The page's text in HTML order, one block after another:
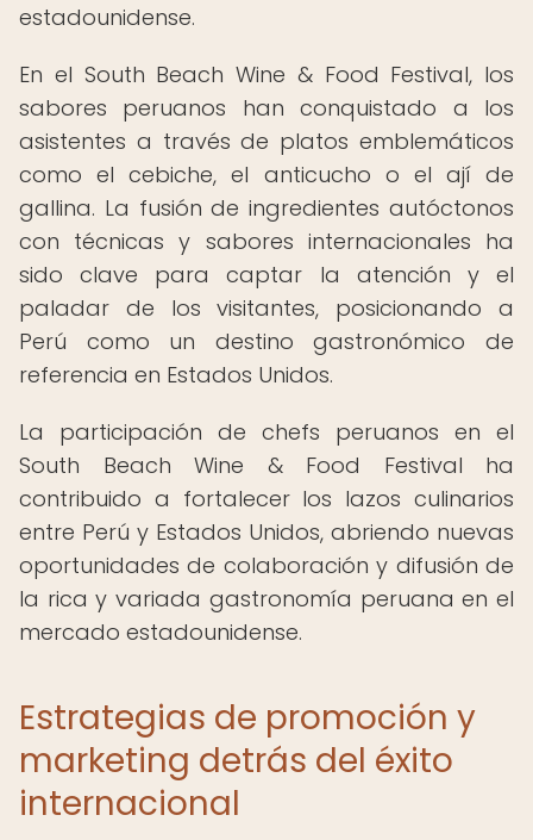
estadounidense.
En el South Beach Wine & Food Festival, los
sabores peruanos han conquistado a los
asistentes a través de platos emblemáticos
como el cebiche, el anticucho o el ají de
gallina. La fusión de ingredientes autóctonos
con técnicas y sabores internacionales ha
sido clave para captar la atención y el
paladar de los visitantes, posicionando a
Perú como un destino gastronómico de
referencia en Estados Unidos.
La participación de chefs peruanos en el
South Beach Wine & Food Festival ha
contribuido a fortalecer los lazos culinarios
entre Perú y Estados Unidos, abriendo nuevas
oportunidades de colaboración y difusión de
la rica y variada gastronomía peruana en el
mercado estadounidense.
Estrategias de promoción y
marketing detrás del éxito
internacional